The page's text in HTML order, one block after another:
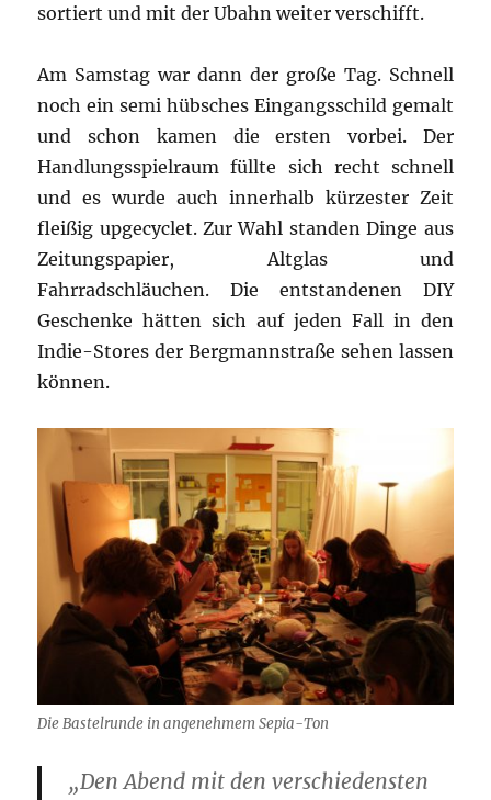
sortiert und mit der Ubahn weiter verschifft.
Am Samstag war dann der große Tag. Schnell
noch ein semi hübsches Eingangsschild gemalt
und schon kamen die ersten vorbei. Der
Handlungsspielraum füllte sich recht schnell
und es wurde auch innerhalb kürzester Zeit
fleißig upgecyclet. Zur Wahl standen Dinge aus
Zeitungspapier, Altglas und
Fahrradschläuchen. Die entstandenen DIY
Geschenke hätten sich auf jeden Fall in den
Indie-Stores der Bergmannstraße sehen lassen
können.
Die Bastelrunde in angenehmem Sepia-Ton
„Den Abend mit den verschiedensten